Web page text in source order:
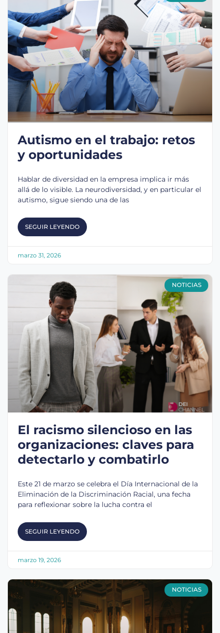
Autismo en el trabajo: retos
y oportunidades
Hablar de diversidad en la empresa implica ir más
allá de lo visible. La neurodiversidad, y en particular el
autismo, sigue siendo una de las
SEGUIR LEYENDO
marzo 31, 2026
NOTICIAS
El racismo silencioso en las
organizaciones: claves para
detectarlo y combatirlo
Este 21 de marzo se celebra el Día Internacional de la
Eliminación de la Discriminación Racial, una fecha
para reflexionar sobre la lucha contra el
SEGUIR LEYENDO
marzo 19, 2026
NOTICIAS